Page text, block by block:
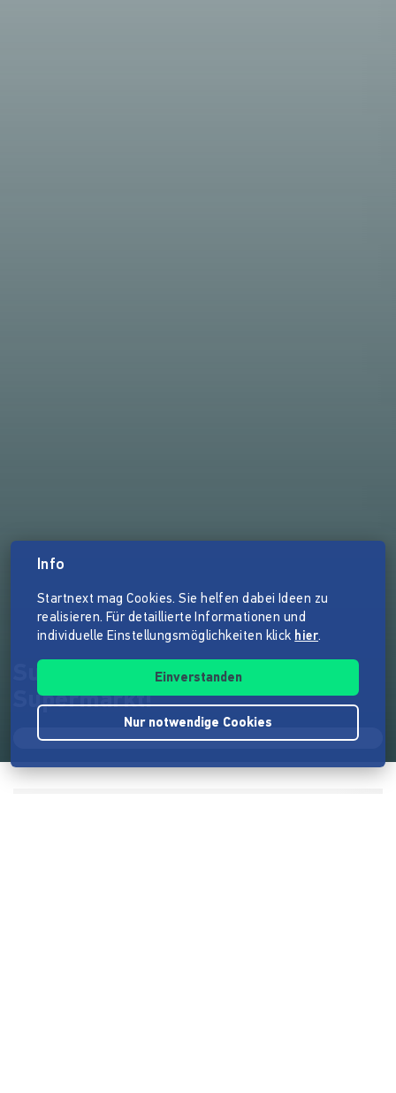
SuperCoop - Dein Mitmach-
Supermarkt!
Info
Startnext mag Cookies. Sie helfen dabei Ideen zu
realisieren. Für detaillierte Informationen und
individuelle Einstellungsmöglichkeiten klick hier.
Einverstanden
Nur notwendige Cookies